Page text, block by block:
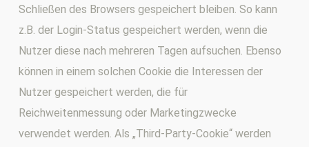
Schließen des Browsers gespeichert bleiben. So kann
z.B. der Login-Status gespeichert werden, wenn die
Nutzer diese nach mehreren Tagen aufsuchen. Ebenso
können in einem solchen Cookie die Interessen der
Nutzer gespeichert werden, die für
Reichweitenmessung oder Marketingzwecke
verwendet werden. Als „Third-Party-Cookie“ werden